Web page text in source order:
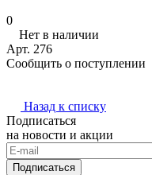
0
Нет в наличии
Арт. 276
Сообщить о поступлении
Назад к списку
Подписаться
на новости и акции
Подписаться